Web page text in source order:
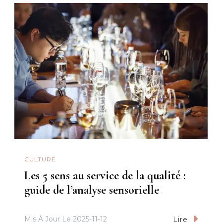
CULTURE
Les 5 sens au service de la qualité :
guide de l’analyse sensorielle
Mis À Jour Le 2025-11-12 Lire